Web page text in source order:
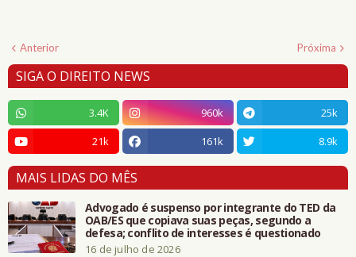
Anterior Próxima
SIGA O DIREITO NEWS
3.4K 960k
25k
21k
161k 8.9k
MAIS LIDAS DO MÊS
Advogado é suspenso por integrante do TED da
OAB/ES que copiava suas peças, segundo a
defesa; conflito de interesses é questionado
16 de julho de 2026